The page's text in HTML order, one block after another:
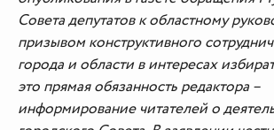
Совета депутатов к областному
призывом конструктивного
города и области в интересах
это прямая обязанность редактора –
информирование читателей о